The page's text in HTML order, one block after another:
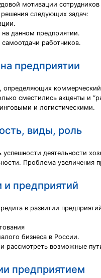
мотивации
следующих задач:
данном предприятии.
работников.
предприятии
определяющих
сместились акценты и
и логистическими.
виды, роль
успешности деятельности
Проблема
и предприятий
в развитии
бизнеса в России.
рассмотреть возможные
предприятием